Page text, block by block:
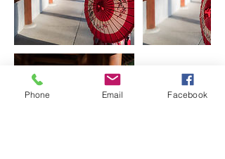
Phone Email Facebook